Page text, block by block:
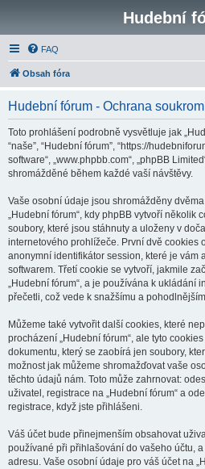
Hudební
FAQ
Obsah fóra
Hudební fórum - Ochrana
Toto prohlášení podrobně vysvětluje jak
“naše”, “Hudební fórum”, “https://
software“, „www.phpbb.com“, „phpBB
shromážděné během každé vaší návštěvy.
Vaše osobní údaje jsou shromážděny
„Hudební fórum“, kdy phpBB vytvoří několik
soubory, které jsou stáhnuty a uloženy v
internetového prohlížeče. První dvě cookies
anonymní identifikátor session, které je vám
softwarem. Třetí cookie se vytvoří, jakmile
„Hudební fórum“, a je používána k ukládání
přečetli, což vede k snažšímu a
Můžeme také vytvořit další cookies, které
procházení „Hudební fórum“, ale tyto
dokumentu, který se zaobírá jen soubory,
možnost jak můžeme shromažďovat vaše
těchto údajů nám. Toto může zahrnovat:
uživatel, registrace na „Hudební fórum“ a
registrace, když jste přihlášeni.
Váš účet bude přinejmenším obsahovat
používané při přihlašování do vašeho účtu,
adresu. Vaše osobní údaje pro váš účet na